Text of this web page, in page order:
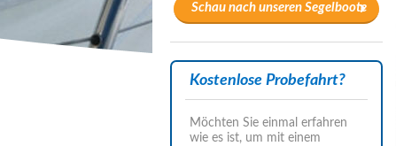
Schau nach unseren Segelboote
Kostenlose Probefahrt?
Möchten Sie einmal erfahren
wie es ist, um mit einem